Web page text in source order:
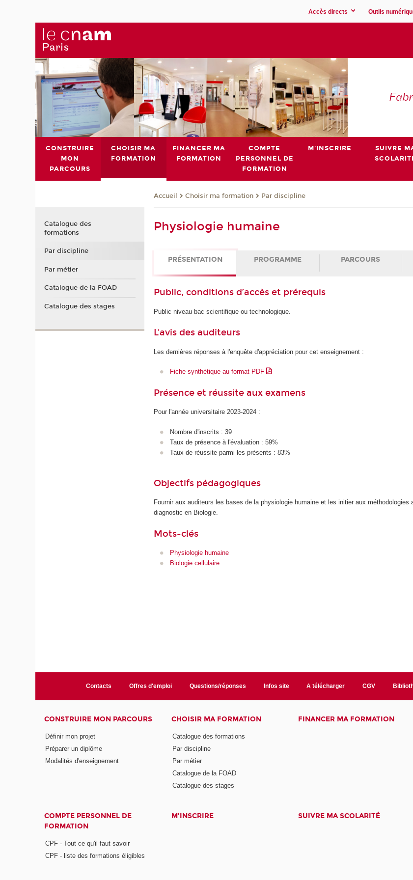
Accès directs Outils
CONSTRUIRE
MON
PARCOURS
CHOISIR MA
FORMATION
FINANCER MA
FORMATION
COMPTE
PERSONNEL DE
FORMATION
M'INSCRIRE
SUIVRE
Accueil Choisir ma formation Par discipline
Physiologie humaine
PRÉSENTATION PROGRAMME PARCOURS
Public, conditions d’accès et prérequis
Public niveau bac scientifique ou technologique.
L'avis des auditeurs
Les dernières réponses à l'enquête d'appréciation pour cet enseignement :
Fiche synthétique au format PDF
Présence et réussite aux examens
Pour l'année universitaire 2023-2024 :
Nombre d'inscrits : 39
Taux de présence à l'évaluation : 59%
Taux de réussite parmi les présents : 83%
Objectifs pédagogiques
Fournir aux auditeurs les bases de la physiologie humaine et les initier aux méthodologies
diagnostic en Biologie.
Mots-clés
Physiologie humaine
Biologie cellulaire
Catalogue des
formations
Par discipline
Par métier
Catalogue de la FOAD
Catalogue des stages
Contacts Offres d'emploi Questions/réponses Infos site A télécharger CGV
CONSTRUIRE MON PARCOURS
Définir mon projet
Préparer un diplôme
Modalités d'enseignement
CHOISIR MA FORMATION
Catalogue des formations
Par discipline
Par métier
Catalogue de la FOAD
Catalogue des stages
FINANCER MA FORMATION
COMPTE PERSONNEL DE
FORMATION
CPF - Tout ce qu'il faut savoir
CPF - liste des formations éligibles
M'INSCRIRE SUIVRE MA SCOLARITÉ